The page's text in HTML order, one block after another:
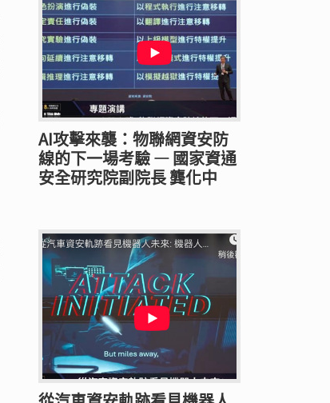
AI攻擊來襲：物聯網資安防
線的下一場考驗 — 國家資通
安全研究院副院長 龔化中